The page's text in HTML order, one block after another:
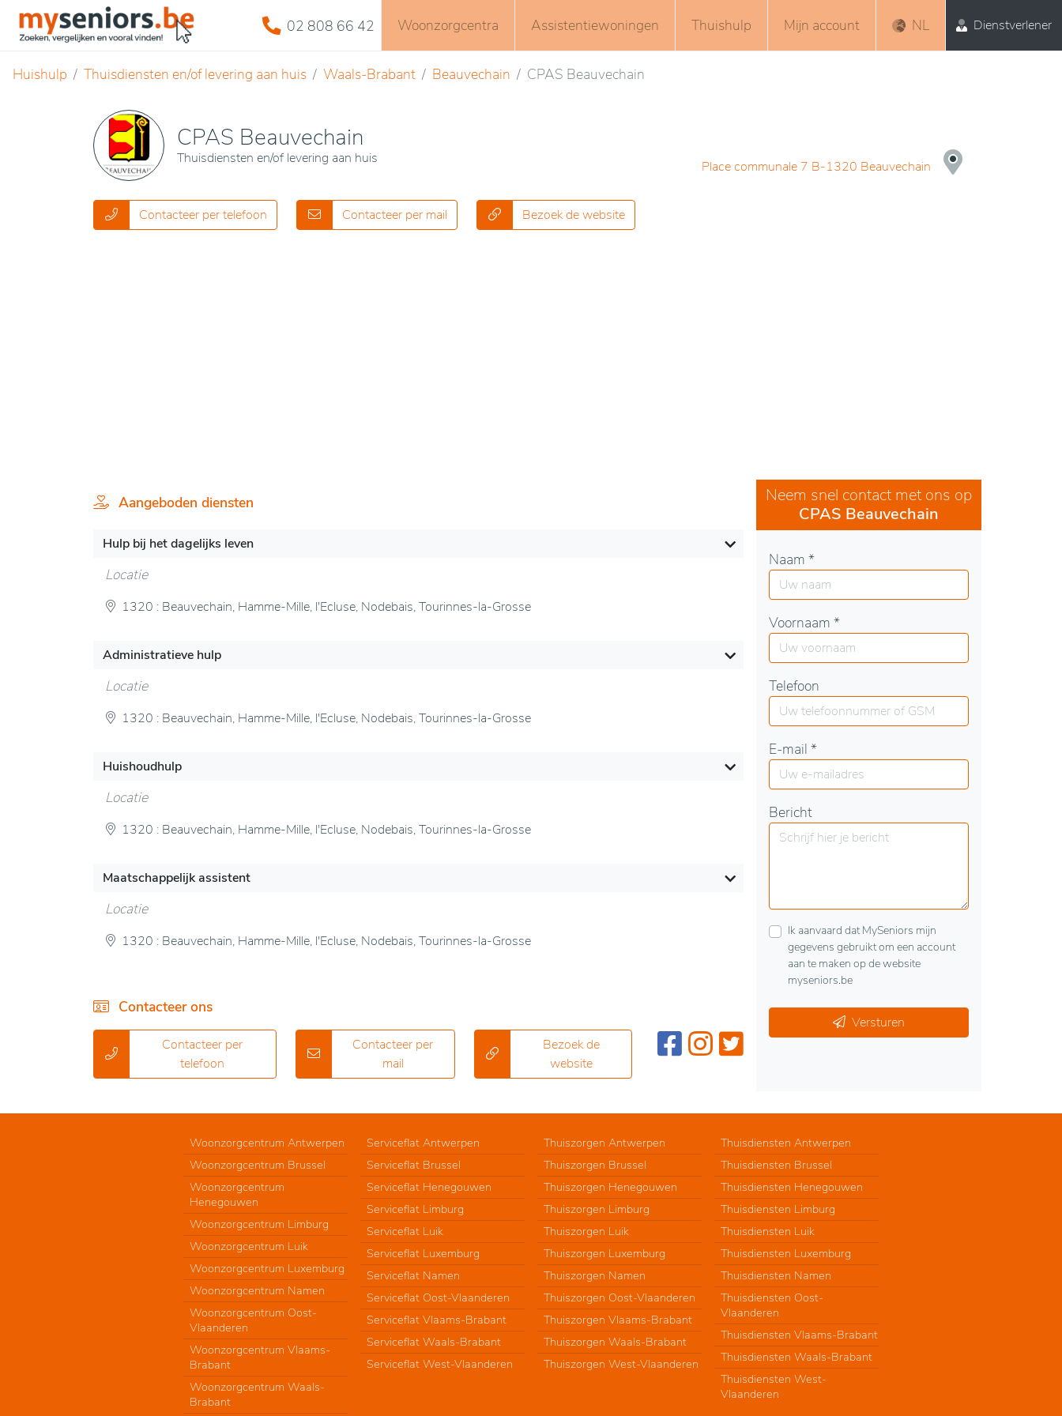
02 808 66 42 Woonzorgcentra Assistentiewoningen Thuishulp Mijn account NL Dienstverlener
Huishulp Thuisdiensten en/of levering aan huis Waals-Brabant Beauvechain CPAS Beauvechain
CPAS Beauvechain
Thuisdiensten en/of levering aan huis Place communale 7 B-1320 Beauvechain
Contacteer per telefoon Contacteer per mail Bezoek de website
Aangeboden diensten
Hulp bij het dagelijks leven
Locatie
1320 : Beauvechain, Hamme-Mille, l'Ecluse, Nodebais, Tourinnes-la-Grosse
Administratieve hulp
Locatie
1320 : Beauvechain, Hamme-Mille, l'Ecluse, Nodebais, Tourinnes-la-Grosse
Huishoudhulp
Locatie
1320 : Beauvechain, Hamme-Mille, l'Ecluse, Nodebais, Tourinnes-la-Grosse
Maatschappelijk assistent
Locatie
1320 : Beauvechain, Hamme-Mille, l'Ecluse, Nodebais, Tourinnes-la-Grosse
Contacteer ons
Contacteer per
telefoon
Contacteer per
mail
Bezoek de
website
Neem snel contact met ons op
CPAS Beauvechain
Naam *
Voornaam *
Telefoon
E-mail *
Bericht
Ik aanvaard dat MySeniors mijn
gegevens gebruikt om een account
aan te maken op de website
myseniors.be
Versturen
Woonzorgcentrum Antwerpen
Woonzorgcentrum Brussel
Woonzorgcentrum
Henegouwen
Woonzorgcentrum Limburg
Woonzorgcentrum Luik
Woonzorgcentrum Luxemburg
Woonzorgcentrum Namen
Woonzorgcentrum Oost-
Vlaanderen
Woonzorgcentrum Vlaams-
Brabant
Woonzorgcentrum Waals-
Brabant
Serviceflat Antwerpen
Serviceflat Brussel
Serviceflat Henegouwen
Serviceflat Limburg
Serviceflat Luik
Serviceflat Luxemburg
Serviceflat Namen
Serviceflat Oost-Vlaanderen
Serviceflat Vlaams-Brabant
Serviceflat Waals-Brabant
Serviceflat West-Vlaanderen
Thuiszorgen Antwerpen
Thuiszorgen Brussel
Thuiszorgen Henegouwen
Thuiszorgen Limburg
Thuiszorgen Luik
Thuiszorgen Luxemburg
Thuiszorgen Namen
Thuiszorgen Oost-Vlaanderen
Thuiszorgen Vlaams-Brabant
Thuiszorgen Waals-Brabant
Thuiszorgen West-Vlaanderen
Thuisdiensten Antwerpen
Thuisdiensten Brussel
Thuisdiensten Henegouwen
Thuisdiensten Limburg
Thuisdiensten Luik
Thuisdiensten Luxemburg
Thuisdiensten Namen
Thuisdiensten Oost-
Vlaanderen
Thuisdiensten Vlaams-Brabant
Thuisdiensten Waals-Brabant
Thuisdiensten West-
Vlaanderen